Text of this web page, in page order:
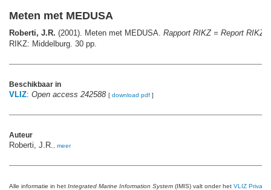
Meten met MEDUSA
Roberti, J.R. (2001). Meten met MEDUSA. Rapport RIKZ = Report RIKZ
RIKZ: Middelburg. 30 pp.
Beschikbaar in
VLIZ: Open access 242588 [ download pdf ]
Auteur
Roberti, J.R. meer
Alle informatie in het Integrated Marine Information System (IMIS) valt onder het VLIZ Privacy